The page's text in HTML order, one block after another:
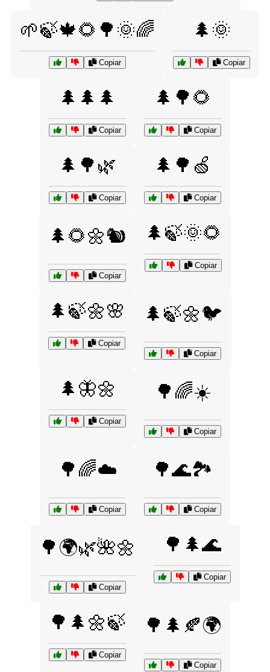
🌱🍃🍁🌻🌳🌞🌈
Copiar
🌲🌞
Copiar
🌲🌲🌲
Copiar
🌲🌳🌻
Copiar
🌲🌳🌿
Copiar
🌲🌳🍏
Copiar
🌲🌻🌼🐿️
Copiar
🌲🍃🌞🌻
Copiar
🌲🍃🌼🌸
Copiar
🌲🍃🌼🐦
Copiar
🌲🦋🌼
Copiar
🌳🌈☀️
Copiar
🌳🌈☁️
Copiar
🌳🌊🏞️
Copiar
🌳🌍🌿🌺🌼
Copiar
🌳🌲🌊
Copiar
🌳🌲🌼🍃
Copiar
🌳🌲🍂🌍
Copiar